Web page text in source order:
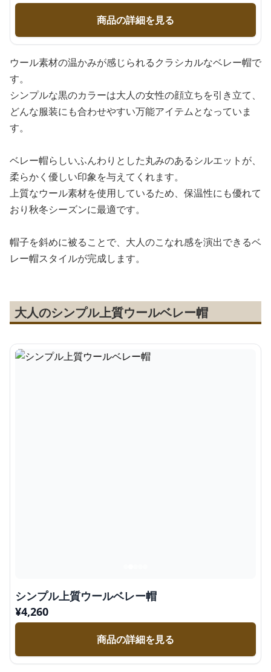
商品の詳細を見る
ウール素材の温かみが感じられるクラシカルなベレー帽で
す。
シンプルな黒のカラーは大人の女性の顔立ちを引き立て、
どんな服装にも合わせやすい万能アイテムとなっていま
す。
ベレー帽らしいふんわりとした丸みのあるシルエットが、
柔らかく優しい印象を与えてくれます。
上質なウール素材を使用しているため、保温性にも優れて
おり秋冬シーズンに最適です。
帽子を斜めに被ることで、大人のこなれ感を演出できるベ
レー帽スタイルが完成します。
大人のシンプル上質ウールベレー帽
シンプル上質ウールベレー帽
¥4,260
商品の詳細を見る